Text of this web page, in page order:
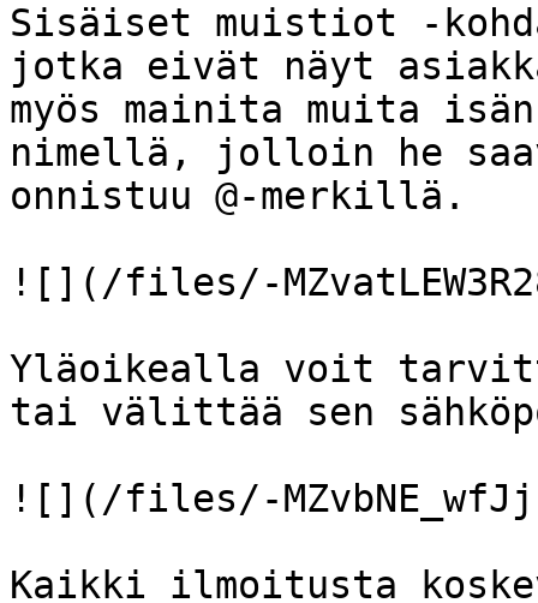
Sisäiset muistiot -
jotka eivät näyt
myös mainita muita
nimellä, jolloin he
onnistuu @-merkillä.
![](/files/-
Yläoikealla voit
tai välittää sen
![](/files/-
Kaikki ilmoitusta